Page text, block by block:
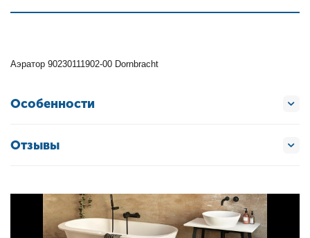
Аэратор 90230111902-00 Dornbracht
Особенности
Отзывы